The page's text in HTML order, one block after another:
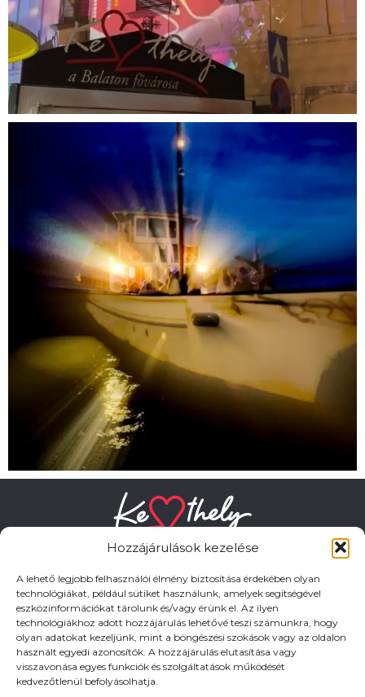
Hozzájárulások kezelése
A lehető legjobb felhasználói élmény biztosítása érdekében olyan
technológiákat, például sütiket használunk, amelyek segítségével
eszközinformációkat tárolunk és/vagy érünk el. Az ilyen
technológiákhoz adott hozzájárulás lehetővé teszi számunkra, hogy
olyan adatokat kezeljünk, mint a böngészési szokások vagy az oldalon
használt egyedi azonosítók. A hozzájárulás elutasítása vagy
visszavonása egyes funkciók és szolgáltatások működését
kedvezőtlenül befolyásolhatja.
HASZNOS LINKEK
Adatkezelési tájékoztató
Impresszum